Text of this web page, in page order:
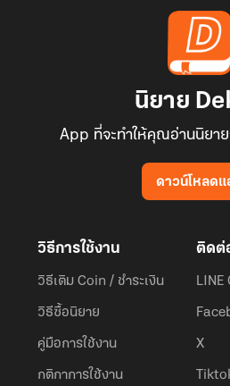
นิยาย
App ที่จะทำให้คุณอ่านนิยา
ดาวน์โหลดแ
วิธีการใช้งาน
วิธีเติม Coin / ชำระเงิน
วิธีซื้อนิยาย
คู่มือการใช้งาน
กติกาการใช้งาน
ติดต่
LINE
X